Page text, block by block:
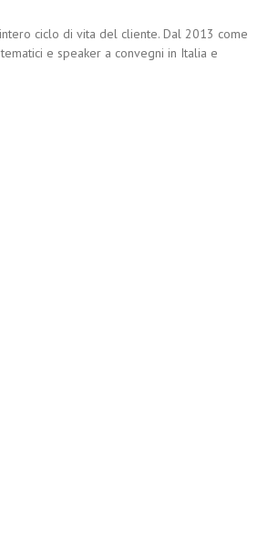
ciclo di vita del cliente. Dal 2013 come
e speaker a convegni in Italia e